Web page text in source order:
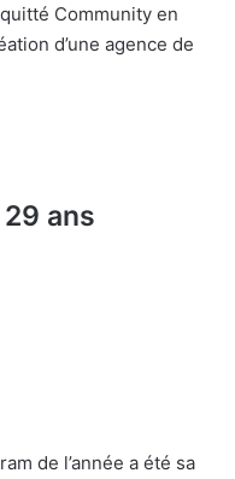
Community en
d’une agence de
ans
de l’année a été sa